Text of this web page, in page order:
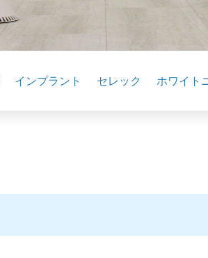
インプラント セレック ホワイト